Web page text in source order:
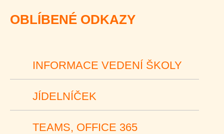
OBLÍBENÉ ODKAZY
INFORMACE VEDENÍ ŠKOLY
JÍDELNÍČEK
TEAMS, OFFICE 365